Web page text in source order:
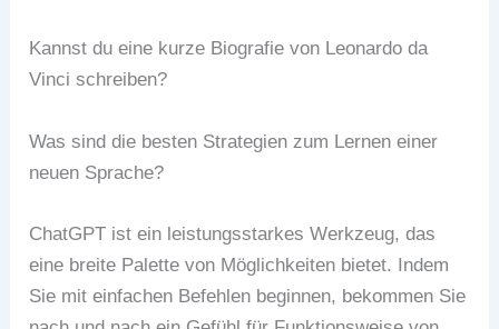
Kannst du eine kurze Biografie von Leonardo da
Vinci schreiben?
Was sind die besten Strategien zum Lernen einer
neuen Sprache?
ChatGPT ist ein leistungsstarkes Werkzeug, das
eine breite Palette von Möglichkeiten bietet. Indem
Sie mit einfachen Befehlen beginnen, bekommen Sie